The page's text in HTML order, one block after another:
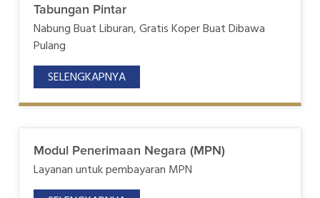
Tabungan Pintar
Nabung Buat Liburan, Gratis Koper Buat Dibawa
Pulang
SELENGKAPNYA
Modul Penerimaan Negara (MPN)
Layanan untuk pembayaran MPN